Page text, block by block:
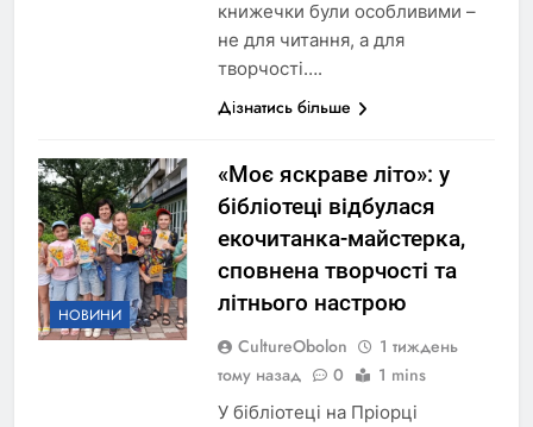
книжечки були особливими –
не для читання, а для
творчості….
Дізнатись більше
НОВИНИ
«Моє яскраве літо»: у
бібліотеці відбулася
екочитанка-майстерка,
сповнена творчості та
літнього настрою
CultureObolon
1 тиждень
тому назад
0 1 mins
У бібліотеці на Пріорці